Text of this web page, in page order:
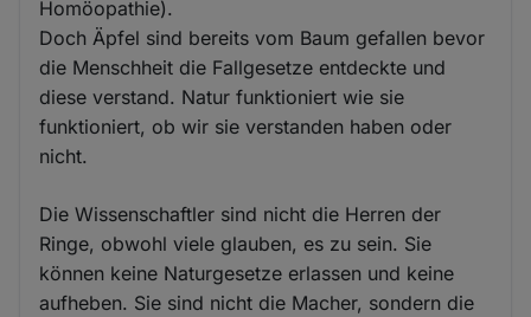
Homöopathie).
Doch Äpfel sind bereits vom Baum gefallen bevor
die Menschheit die Fallgesetze entdeckte und
diese verstand. Natur funktioniert wie sie
funktioniert, ob wir sie verstanden haben oder
nicht.
Die Wissenschaftler sind nicht die Herren der
Ringe, obwohl viele glauben, es zu sein. Sie
können keine Naturgesetze erlassen und keine
aufheben. Sie sind nicht die Macher, sondern die